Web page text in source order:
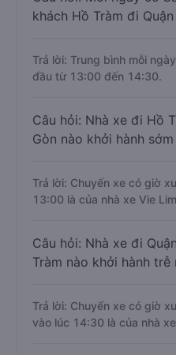
khách Hồ Tràm đi
Trả lời: Trung bình mỗi
đầu từ 13:00 đến 14:30.
Câu hỏi: Nhà xe đi Hồ
Gòn nào khởi hành sớm
Trả lời: Chuyến xe có giờ
13:00 là của nhà xe Vie
Câu hỏi: Nhà xe đi
Tràm nào khởi hành trễ
Trả lời: Chuyến xe có giờ
vào lúc 14:30 là của nhà